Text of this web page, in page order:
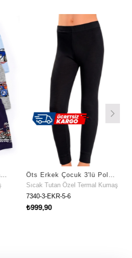
Öts Erkek Çocuk 3'lü Polyester Tayt Özel Tasarım (7340-3)
Sıcak Tutan Özel Termal Kumaş
7340-3-EKR-5-6
₺999,90
Vücudu